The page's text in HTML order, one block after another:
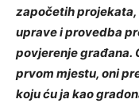
započetih
uprave i provedba
povjerenje građana.
prvom mjestu, oni
koju ću ja kao